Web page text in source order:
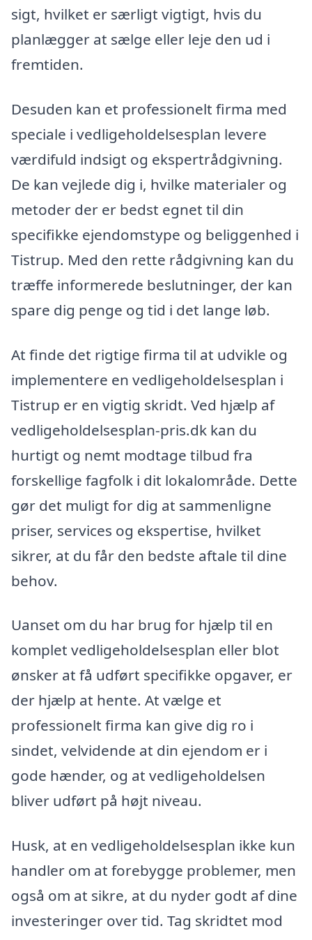
sigt, hvilket er særligt vigtigt, hvis du
planlægger at sælge eller leje den ud i
fremtiden.
Desuden kan et professionelt firma med
speciale i vedligeholdelsesplan levere
værdifuld indsigt og ekspertrådgivning.
De kan vejlede dig i, hvilke materialer og
metoder der er bedst egnet til din
specifikke ejendomstype og beliggenhed i
Tistrup. Med den rette rådgivning kan du
træffe informerede beslutninger, der kan
spare dig penge og tid i det lange løb.
At finde det rigtige firma til at udvikle og
implementere en vedligeholdelsesplan i
Tistrup er en vigtig skridt. Ved hjælp af
vedligeholdelsesplan-pris.dk kan du
hurtigt og nemt modtage tilbud fra
forskellige fagfolk i dit lokalområde. Dette
gør det muligt for dig at sammenligne
priser, services og ekspertise, hvilket
sikrer, at du får den bedste aftale til dine
behov.
Uanset om du har brug for hjælp til en
komplet vedligeholdelsesplan eller blot
ønsker at få udført specifikke opgaver, er
der hjælp at hente. At vælge et
professionelt firma kan give dig ro i
sindet, velvidende at din ejendom er i
gode hænder, og at vedligeholdelsen
bliver udført på højt niveau.
Husk, at en vedligeholdelsesplan ikke kun
handler om at forebygge problemer, men
også om at sikre, at du nyder godt af dine
investeringer over tid. Tag skridtet mod